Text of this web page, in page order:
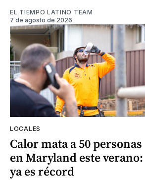
EL TIEMPO LATINO TEAM
7 de agosto de 2026
LOCALES
Calor mata a 50 personas
en Maryland este verano:
ya es récord